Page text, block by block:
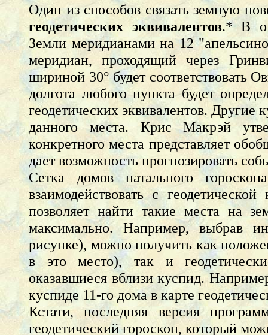
Один из способов связать земную
геодетических эквивалентов.* В
Земли меридианами на 12
меридиан, проходящий через
шириной 30° будет соответствовать
долгота любого пункта будет
геодетических эквивалентов.
данного места. Крис Макрэй
конкретного места представляет
дает возможность прогнозировать
Сетка домов натального
взаимодействовать с
позволяет найти такие места на
максимально. Например, выбрав
рисунке), можно получить как
в это место), так и
оказавшиеся вблизи куспид.
куспиде 11-го дома в карте
Кстати, последняя версия
геодетический гороскоп, который